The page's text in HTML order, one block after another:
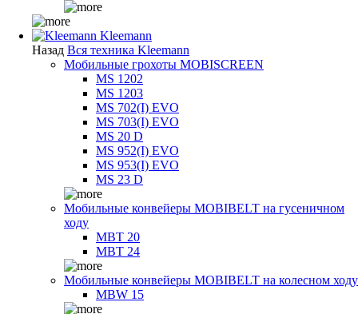
Kleemann
Назад Вся техника Kleemann
Мобильные грохоты MOBISCREEN
MS 1202
MS 1203
MS 702(I) EVO
MS 703(I) EVO
MS 20 D
MS 952(I) EVO
MS 953(I) EVO
MS 23 D
Мобильные конвейеры MOBIBELT на гусеничном
ходу
MBT 20
MBT 24
Мобильные конвейеры MOBIBELT на колесном ходу
MBW 15